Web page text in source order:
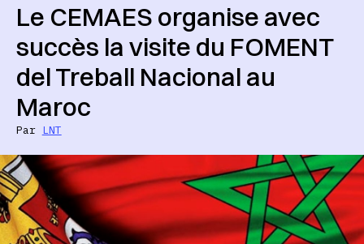
Le CEMAES organise avec
succès la visite du FOMENT
del Treball Nacional au
Maroc
Par LNT